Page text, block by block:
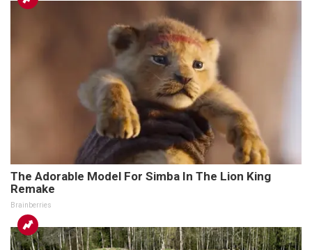
The Adorable Model For Simba In The Lion King
Remake
Brainberries